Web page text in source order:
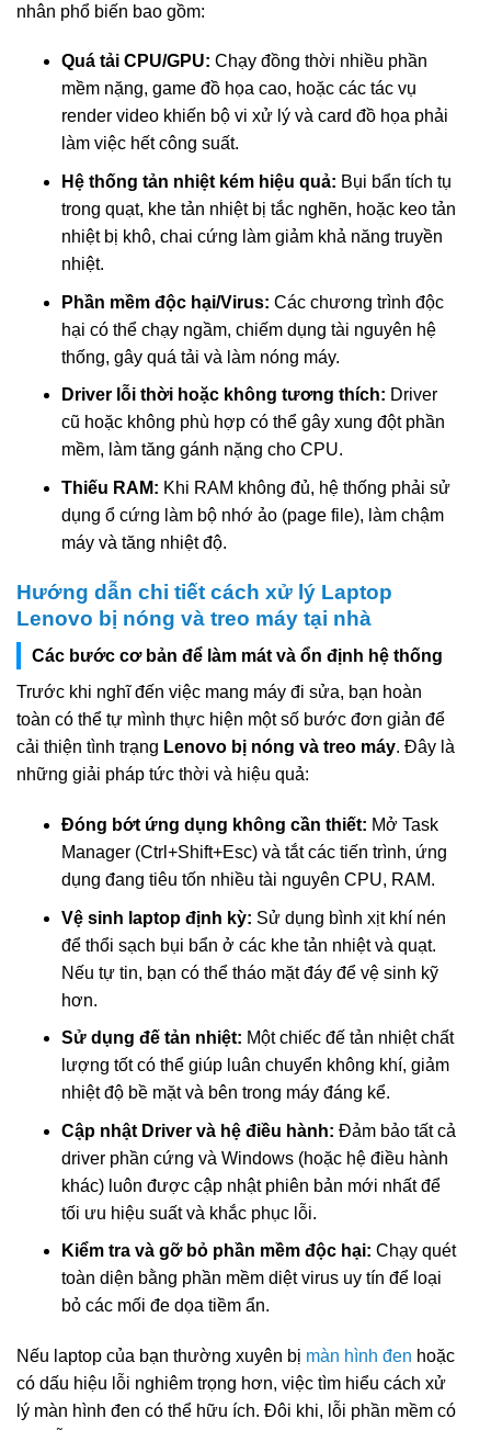
nhân phổ biến bao gồm:
Quá tải CPU/GPU: Chạy đồng thời nhiều phần
mềm nặng, game đồ họa cao, hoặc các tác vụ
render video khiến bộ vi xử lý và card đồ họa phải
làm việc hết công suất.
Hệ thống tản nhiệt kém hiệu quả: Bụi bẩn tích tụ
trong quạt, khe tản nhiệt bị tắc nghẽn, hoặc keo tản
nhiệt bị khô, chai cứng làm giảm khả năng truyền
nhiệt.
Phần mềm độc hại/Virus: Các chương trình độc
hại có thể chạy ngầm, chiếm dụng tài nguyên hệ
thống, gây quá tải và làm nóng máy.
Driver lỗi thời hoặc không tương thích: Driver
cũ hoặc không phù hợp có thể gây xung đột phần
mềm, làm tăng gánh nặng cho CPU.
Thiếu RAM: Khi RAM không đủ, hệ thống phải sử
dụng ổ cứng làm bộ nhớ ảo (page file), làm chậm
máy và tăng nhiệt độ.
Hướng dẫn chi tiết cách xử lý Laptop
Lenovo bị nóng và treo máy tại nhà
Các bước cơ bản để làm mát và ổn định hệ thống
Trước khi nghĩ đến việc mang máy đi sửa, bạn hoàn
toàn có thể tự mình thực hiện một số bước đơn giản để
cải thiện tình trạng Lenovo bị nóng và treo máy. Đây là
những giải pháp tức thời và hiệu quả:
Đóng bớt ứng dụng không cần thiết: Mở Task
Manager (Ctrl+Shift+Esc) và tắt các tiến trình, ứng
dụng đang tiêu tốn nhiều tài nguyên CPU, RAM.
Vệ sinh laptop định kỳ: Sử dụng bình xịt khí nén
để thổi sạch bụi bẩn ở các khe tản nhiệt và quạt.
Nếu tự tin, bạn có thể tháo mặt đáy để vệ sinh kỹ
hơn.
Sử dụng đế tản nhiệt: Một chiếc đế tản nhiệt chất
lượng tốt có thể giúp luân chuyển không khí, giảm
nhiệt độ bề mặt và bên trong máy đáng kể.
Cập nhật Driver và hệ điều hành: Đảm bảo tất cả
driver phần cứng và Windows (hoặc hệ điều hành
khác) luôn được cập nhật phiên bản mới nhất để
tối ưu hiệu suất và khắc phục lỗi.
Kiểm tra và gỡ bỏ phần mềm độc hại: Chạy quét
toàn diện bằng phần mềm diệt virus uy tín để loại
bỏ các mối đe dọa tiềm ẩn.
Nếu laptop của bạn thường xuyên bị màn hình đen hoặc
có dấu hiệu lỗi nghiêm trọng hơn, việc tìm hiểu cách xử
lý màn hình đen có thể hữu ích. Đôi khi, lỗi phần mềm có